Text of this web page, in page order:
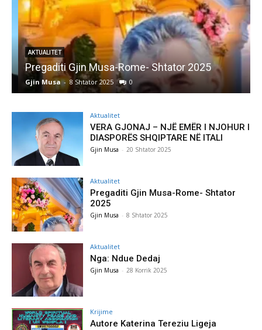
AKTUALITET
Pregaditi Gjin Musa-Rome- Shtator 2025
Gjin Musa - 8 Shtator 2025 0
Aktualitet
VERA GJONAJ – NJË EMËR I NJOHUR I
DIASPORËS SHQIPTARE NË ITALI
Gjin Musa - 20 Shtator 2025
Aktualitet
Pregaditi Gjin Musa-Rome- Shtator
2025
Gjin Musa - 8 Shtator 2025
Aktualitet
Nga: Ndue Dedaj
Gjin Musa - 28 Korrik 2025
Krijime
Autore Katerina Tereziu Ligeja